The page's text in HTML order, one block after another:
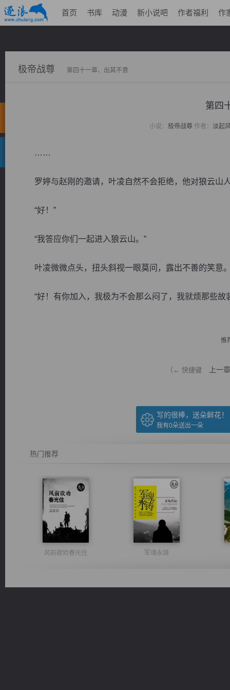
首页 书库 动漫 新小说吧 作者福利 作
极帝战尊 第四十一章、出其不意
第四
小说： 极帝战尊作者： 淡起
……
罗婷与赵刚的邀请，叶凌自然不会拒绝，他对狼云山
“好！”
“我答应你们一起进入狼云山。”
叶凌微微点头，扭头斜视一眼莫问，露出不善的笑意
“好！有你加入，我极为不会那么闷了，我就烦那些故
推
（← 快捷键 上一章
写的很棒，送朵鲜花！
我有0朵送出一朵
热门推荐
风前欲劝春光住 军魂永铸